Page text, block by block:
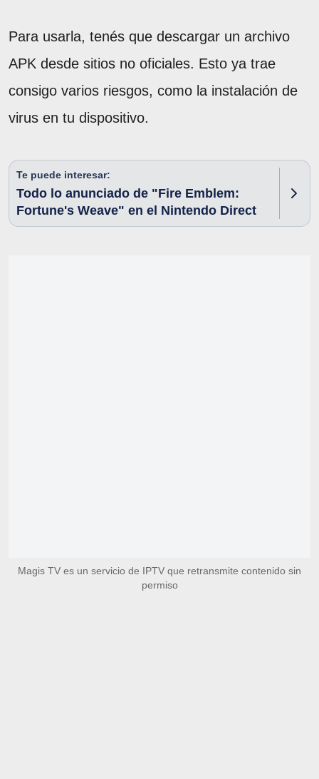
Para usarla, tenés que descargar un archivo
APK desde sitios no oficiales. Esto ya trae
consigo varios riesgos, como la instalación de
virus en tu dispositivo.
Te puede interesar:
Todo lo anunciado de "Fire Emblem:
Fortune's Weave" en el Nintendo Direct
Magis TV es un servicio de IPTV que retransmite contenido sin
permiso